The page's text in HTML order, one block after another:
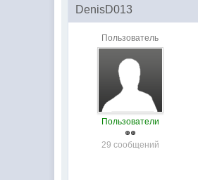
DenisD013
Пользователь
Пользователи
29 сообщений